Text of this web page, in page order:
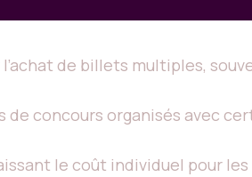
l’achat de billets multiples,
de concours organisés avec
le coût individuel pour